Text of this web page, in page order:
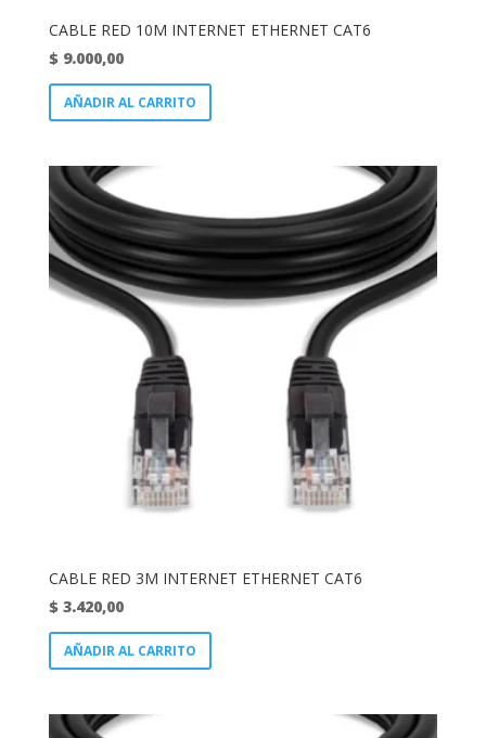
CABLE RED 10M INTERNET ETHERNET CAT6
$9.000,00
AÑADIR AL CARRITO
CABLE RED 3M INTERNET ETHERNET CAT6
$3.420,00
AÑADIR AL CARRITO